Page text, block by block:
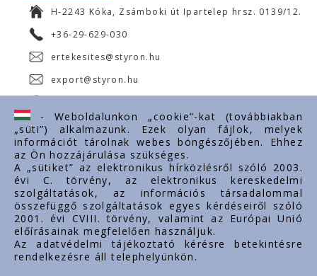
H-2243 Kóka, Zsámboki út Ipartelep hrsz. 0139/12.
+36-29-629-030
ertekesites@styron.hu
export@styron.hu
Fontos linkek
Rólunk
Dokumentumok
Kapcsolat
Karrier
Cég adatok
- Weboldalunkon „cookie”-kat (továbbiakban
„süti”) alkalmazunk. Ezek olyan fájlok, melyek
információt tárolnak webes böngészőjében. Ehhez
az Ön hozzájárulása szükséges.
A „sütiket” az elektronikus hírközlésről szóló 2003.
évi C. törvény, az elektronikus kereskedelmi
szolgáltatások, az információs társadalommal
összefüggő szolgáltatások egyes kérdéseiről szóló
2001. évi CVIII. törvény, valamint az Európai Unió
előírásainak megfelelően használjuk.
Az adatvédelmi tájékoztató kérésre betekintésre
rendelkezésre áll telephelyünkön.